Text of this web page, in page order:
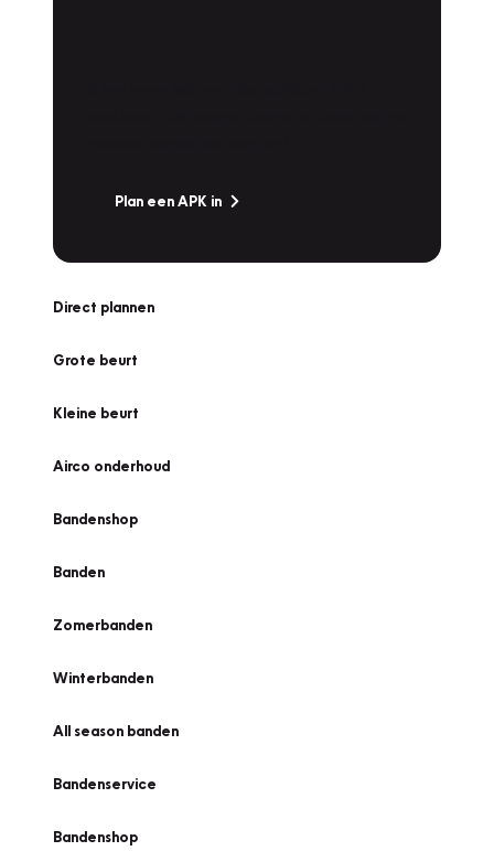
Plan een APK in
Direct plannen
Grote beurt
Kleine beurt
Airco onderhoud
Bandenshop
Banden
Zomerbanden
Winterbanden
All season banden
Bandenservice
Bandenshop